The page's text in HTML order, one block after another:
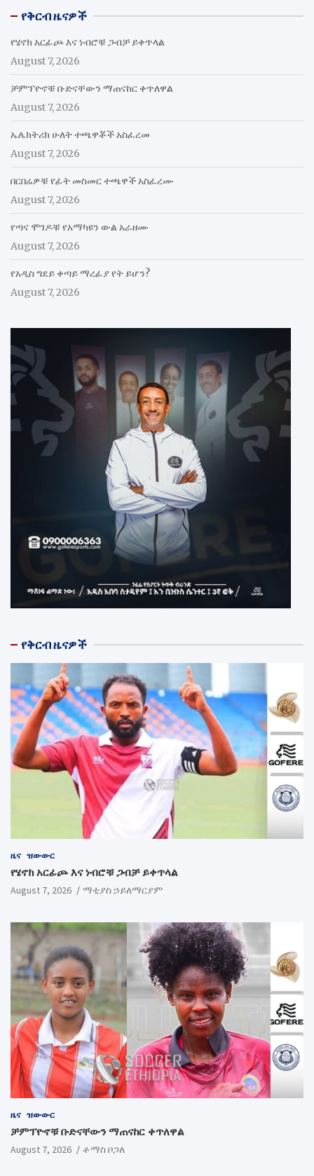
የቅርብ ዜናዎች
የሄኖክ አርፊጮ እና ነብሮቹ ጋብቻ ይቀጥላል
August 7, 2026
ቻምፕዮኖቹ ቡድናቸውን ማጠናከር ቀጥለዋል
August 7, 2026
ኤሌክትሪክ ሁለት ተጫዋቾች አስፈረመ
August 7, 2026
በርበሬዎቹ የፊት መስመር ተጫዋች አስፈረሙ
August 7, 2026
የጣና ሞገዶቹ የአማካዩን ውል አራዘሙ
August 7, 2026
የአዲስ ግደይ ቀጣይ ማረፊያ የት ይሆን?
August 7, 2026
የቅርብ ዜናዎች
ዜና ዝውውር
የሄኖክ አርፊጮ እና ነብሮቹ ጋብቻ ይቀጥላል
August 7, 2026 ማቲያስ ኃይለማርያም
ዜና ዝውውር
ቻምፕዮኖቹ ቡድናቸውን ማጠናከር ቀጥለዋል
August 7, 2026 ቶማስ ቦጋለ